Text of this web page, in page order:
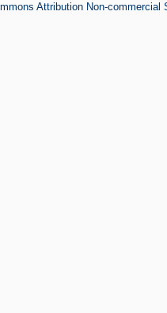
Attribution Non-commercial